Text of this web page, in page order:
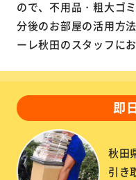
ので、不用品・粗大ゴ
分後のお部屋の活用方
ーレ秋田のスタッフに
即
秋田
引き